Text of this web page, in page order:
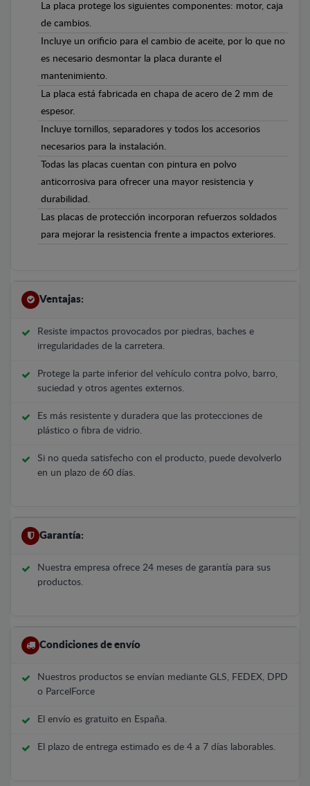
La placa protege los siguientes componentes: motor, caja
de cambios.
Incluye un orificio para el cambio de aceite, por lo que no
es necesario desmontar la placa durante el
mantenimiento.
La placa está fabricada en chapa de acero de 2 mm de
espesor.
Incluye tornillos, separadores y todos los accesorios
necesarios para la instalación.
Todas las placas cuentan con pintura en polvo
anticorrosiva para ofrecer una mayor resistencia y
durabilidad.
Las placas de protección incorporan refuerzos soldados
para mejorar la resistencia frente a impactos exteriores.
Ventajas:
Resiste impactos provocados por piedras, baches e
irregularidades de la carretera.
Protege la parte inferior del vehículo contra polvo, barro,
suciedad y otros agentes externos.
Es más resistente y duradera que las protecciones de
plástico o fibra de vidrio.
Si no queda satisfecho con el producto, puede devolverlo
en un plazo de 60 días.
Garantía:
Nuestra empresa ofrece 24 meses de garantía para sus
productos.
Condiciones de envío
Nuestros productos se envían mediante GLS, FEDEX, DPD
o ParcelForce
El envío es gratuito en España.
El plazo de entrega estimado es de 4 a 7 días laborables.